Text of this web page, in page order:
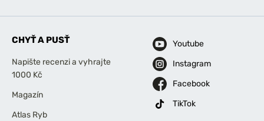
CHYŤ A PUSŤ
Napište recenzi a vyhrajte
1000 Kč
Magazín
Atlas Ryb
Youtube
Instagram
Facebook
TikTok